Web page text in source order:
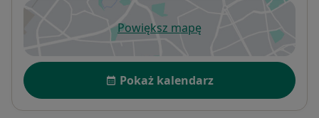
Powiększ mapęotwiera się w nowej karcie
Dostępność
Pokaż kalendarz